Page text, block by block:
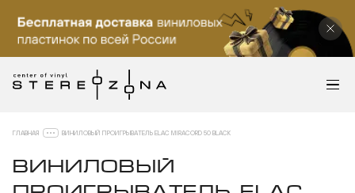
ГЛАВНАЯ ВИНИЛОВЫЙ ПРОИГРЫВАТЕЛЬ ELAC MIRACORD 50 BLACK
ВИНИЛОВЫЙ